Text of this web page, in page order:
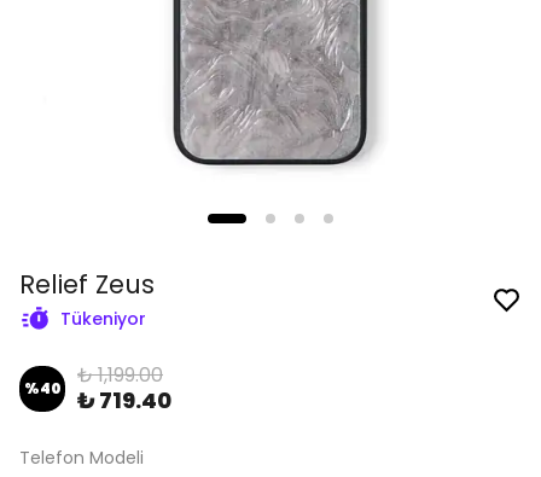
Relief Zeus
Tükeniyor
%40 ₺ 1,199.00
₺ 719.40
Telefon Modeli